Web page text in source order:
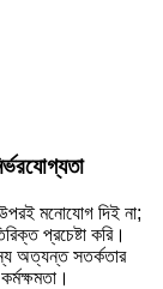
মনোযোগ দিই না;
প্রচেষ্টা করি।
অত্যন্ত সতর্কতার